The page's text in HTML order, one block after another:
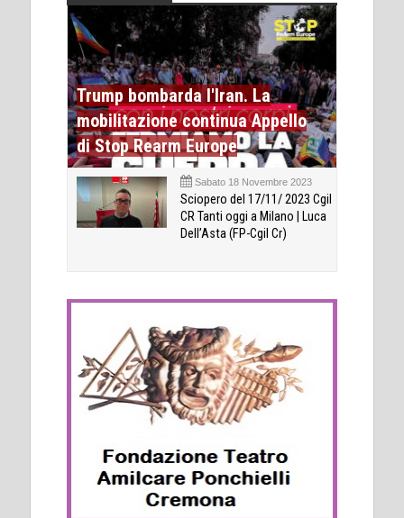
Trump bombarda l'Iran. La
mobilitazione continua Appello
di Stop Rearm Europe
Sabato 18 Novembre 2023
Sciopero del 17/11/ 2023 Cgil
CR Tanti oggi a Milano | Luca
Dell’Asta (FP-Cgil Cr)